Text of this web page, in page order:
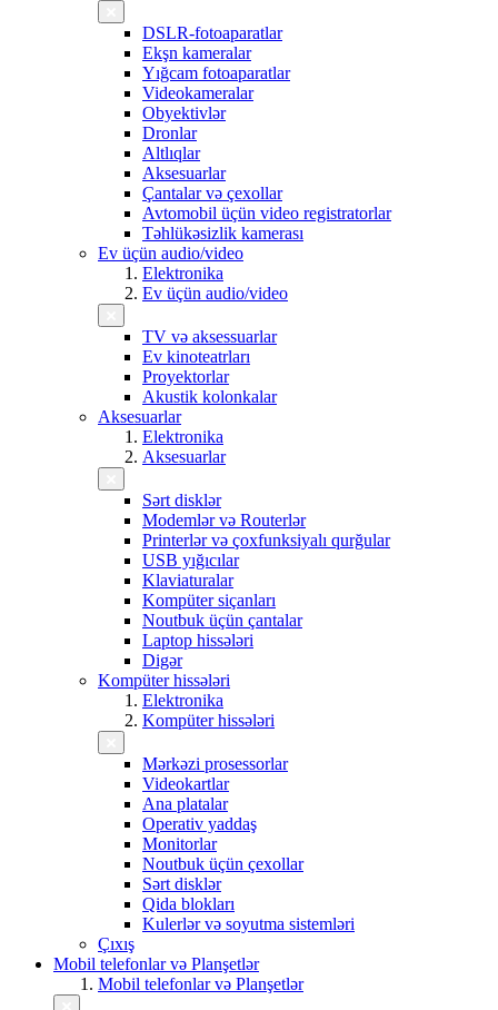
DSLR-fotoaparatlar
Ekşn kameralar
Yığcam fotoaparatlar
Videokameralar
Obyektivlər
Dronlar
Altlıqlar
Aksesuarlar
Çantalar və çexollar
Avtomobil üçün video registratorlar
Təhlükəsizlik kamerası
Ev üçün audio/video
Elektronika
Ev üçün audio/video
TV və aksessuarlar
Ev kinoteatrları
Proyektorlar
Akustik kolonkalar
Aksesuarlar
Elektronika
Aksesuarlar
Sərt disklər
Modemlər və Routerlər
Printerlər və çoxfunksiyalı qurğular
USB yığıcılar
Klaviaturalar
Kompüter siçanları
Noutbuk üçün çantalar
Laptop hissələri
Digər
Kompüter hissələri
Elektronika
Kompüter hissələri
Mərkəzi prosessorlar
Videokartlar
Ana platalar
Operativ yaddaş
Monitorlar
Noutbuk üçün çexollar
Sərt disklər
Qida blokları
Kulerlər və soyutma sistemləri
Çıxış
Mobil telefonlar və Planşetlər
Mobil telefonlar və Planşetlər